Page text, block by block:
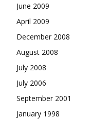
June 2009
April 2009
December 2008
August 2008
July 2008
July 2006
September 2001
January 1998